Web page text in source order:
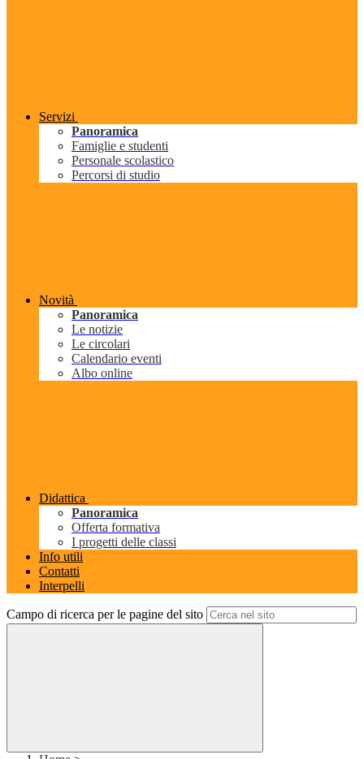
Servizi
Panoramica
Famiglie e studenti
Personale scolastico
Percorsi di studio
Novità
Panoramica
Le notizie
Le circolari
Calendario eventi
Albo online
Didattica
Panoramica
Offerta formativa
I progetti delle classi
Info utili
Contatti
Interpelli
Campo di ricerca per le pagine del sito